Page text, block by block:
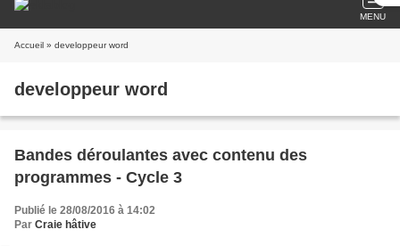
MENU
Accueil » developpeur word
developpeur word
Bandes déroulantes avec contenu des
programmes - Cycle 3
Publié le 28/08/2016 à 14:02
Par Craie hâtive